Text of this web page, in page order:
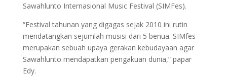
Sawahlunto Internasional Music Festival (SIMFes).
“Festival tahunan yang digagas sejak 2010 ini rutin
mendatangkan sejumlah musisi dari 5 benua. SIMfes
merupakan sebuah upaya gerakan kebudayaan agar
Sawahlunto mendapatkan pengakuan dunia,” papar
Edy.